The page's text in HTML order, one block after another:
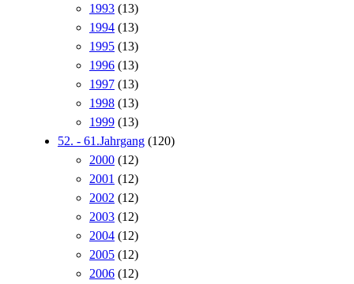
1993 (13)
1994 (13)
1995 (13)
1996 (13)
1997 (13)
1998 (13)
1999 (13)
52. - 61.Jahrgang (120)
2000 (12)
2001 (12)
2002 (12)
2003 (12)
2004 (12)
2005 (12)
2006 (12)